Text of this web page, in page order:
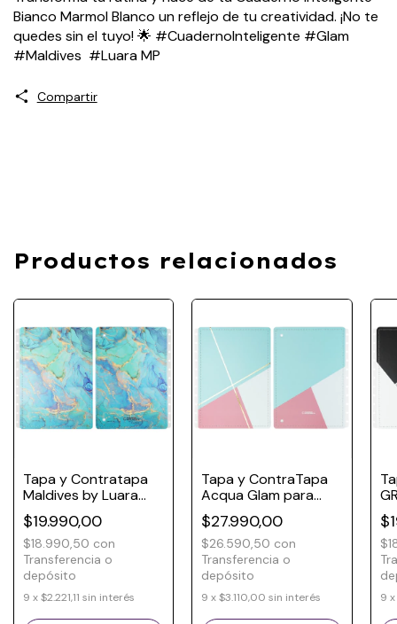
Bianco Marmol Blanco un reflejo de tu creatividad. ¡No te
quedes sin el tuyo! 🌟 #CuadernoInteligente #Glam
#Maldives #Luara MP
Compartir
Productos relacionados
Tapa y Contratapa
Maldives by Luara
para Cuaderno
Inteligente
$19.990,00
$18.990,50 con
Transferencia o
depósito
9 x$2.221,11 sin interés
Tapa y ContraTapa
Acqua Glam para
Cuaderno Inteligente
$27.990,00
$26.590,50 con
Transferencia o
depósito
9 x$3.110,00 sin interés 9 x